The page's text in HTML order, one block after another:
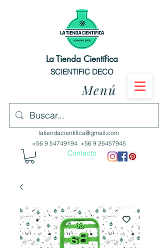
La Tienda Científica
SCIENTIFIC DECO
Menú
latiendacientifica@gmail.com
+56 9 54749194 +56 9 26457945
Contacto